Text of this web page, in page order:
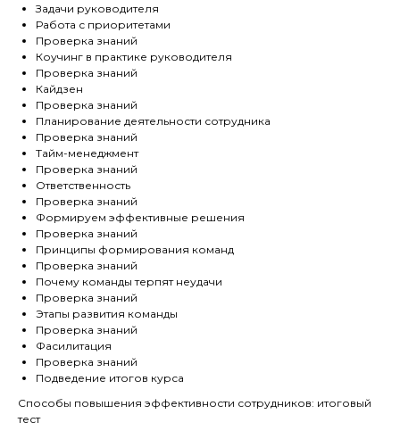
Задачи руководителя
Работа с приоритетами
Проверка знаний
Коучинг в практике руководителя
Проверка знаний
Кайдзен
Проверка знаний
Планирование деятельности сотрудника
Проверка знаний
Тайм-менеджмент
Проверка знаний
Ответственность
Проверка знаний
Формируем эффективные решения
Проверка знаний
Принципы формирования команд
Проверка знаний
Почему команды терпят неудачи
Проверка знаний
Этапы развития команды
Проверка знаний
Фасилитация
Проверка знаний
Подведение итогов курса
Способы повышения эффективности сотрудников: итоговый
тест